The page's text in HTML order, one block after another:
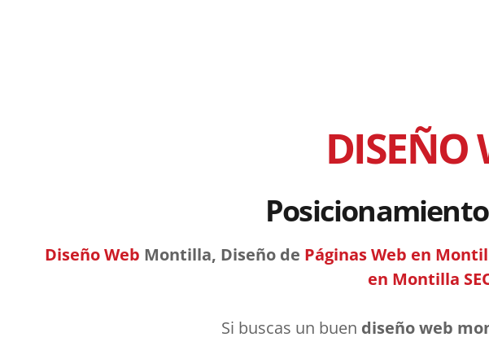
DISEÑO
Diseño Web Montilla, Diseño de Páginas Web en
en Montilla
Si buscas un buen diseño web